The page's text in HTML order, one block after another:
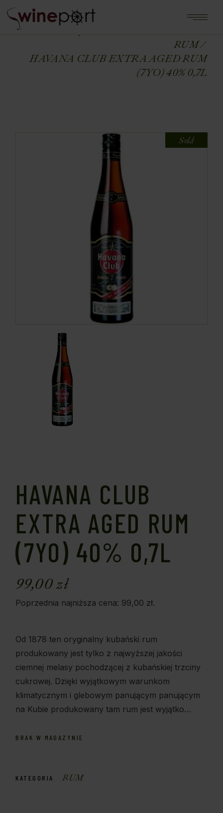
RUM
HAVANA CLUB EXTRA AGED RUM
(7YO) 40% 0,7L
Sold
HAVANA CLUB
EXTRA AGED RUM
(7YO) 40% 0,7L
99,00zł
Poprzednia najniższa cena: 99,00 zł.
Od 1878 ten oryginalny kubański rum
produkowany jest tylko z najwyższej jakości
ciemnej melasy pochodzącej z kubańskiej trzciny
cukrowej. Dzięki wyjątkowym warunkom
klimatycznym i glebowym panującym panującym
na Kubie produkowany tam rum jest wyjątko…
BRAK W MAGAZYNIE
KATEGORIA RUM